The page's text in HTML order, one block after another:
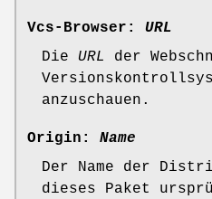
Vcs-Browser:
URL
Die URL
der
anzuschauen.
Origin:
Name
Der Name der
dieses Paket